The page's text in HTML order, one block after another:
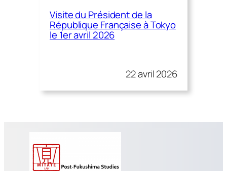
Visite du Président de la
République Française à Tokyo
le 1er avril 2026
22 avril 2026